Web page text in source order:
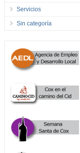
Servicios
Sin categoría